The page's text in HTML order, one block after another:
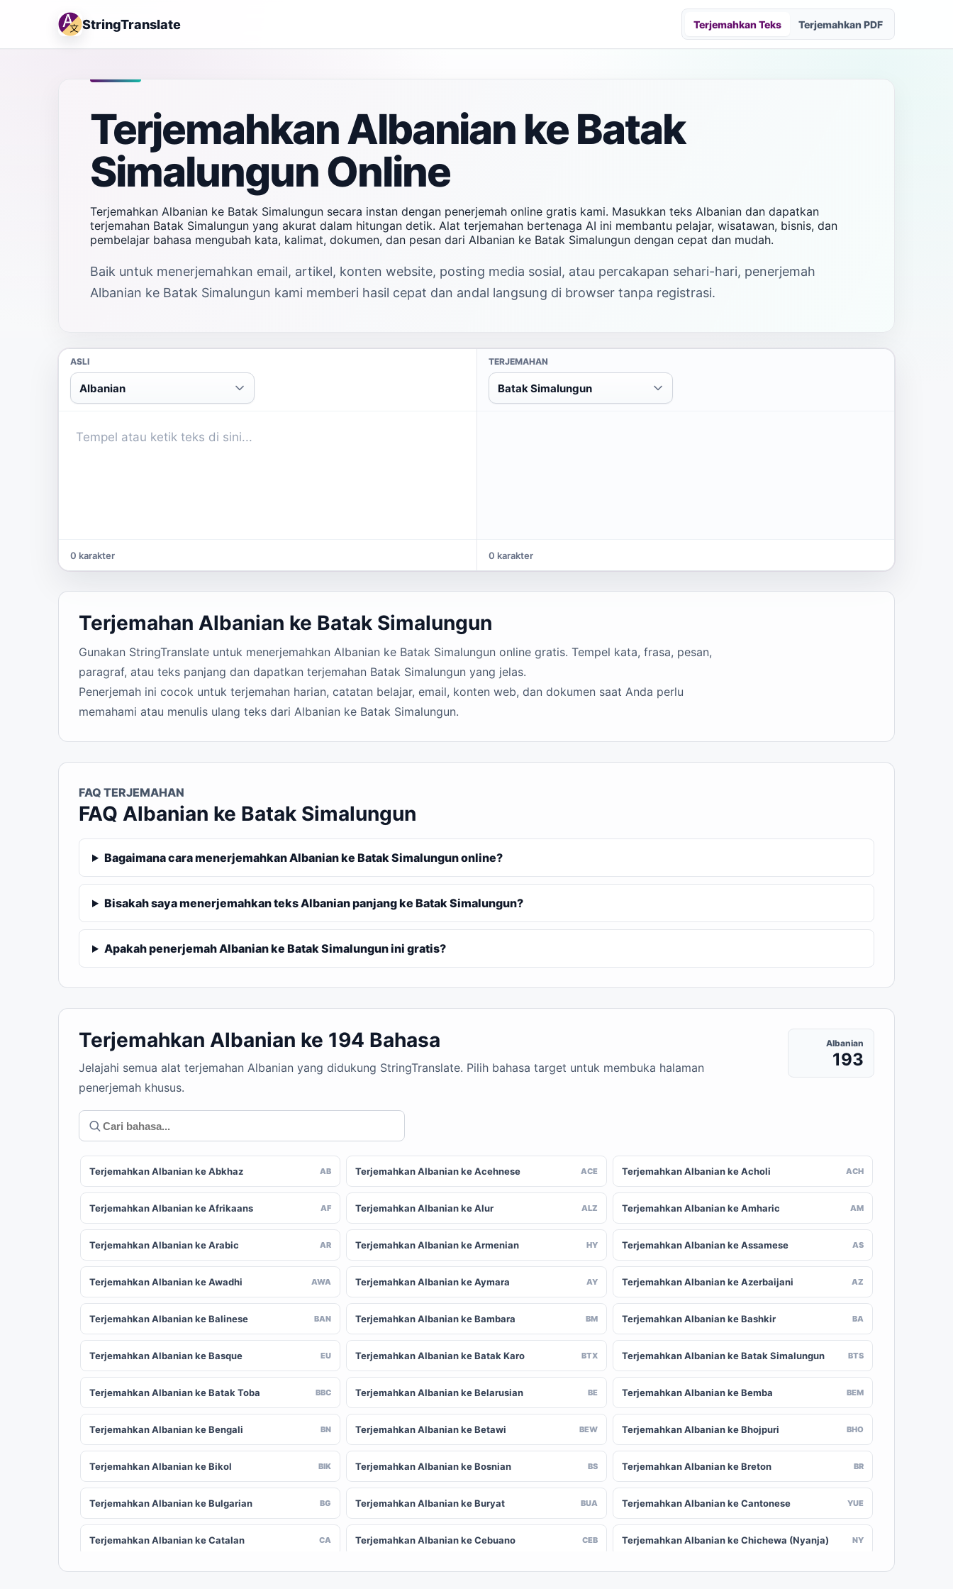
StringTranslate Terjemahkan Teks Terjemahkan PDF
Terjemahkan Albanian ke Batak
Simalungun Online
Terjemahkan Albanian ke Batak Simalungun secara instan dengan penerjemah online gratis kami. Masukkan teks Albanian dan dapatkan
terjemahan Batak Simalungun yang akurat dalam hitungan detik. Alat terjemahan bertenaga AI ini membantu pelajar, wisatawan, bisnis, dan
pembelajar bahasa mengubah kata, kalimat, dokumen, dan pesan dari Albanian ke Batak Simalungun dengan cepat dan mudah.
Baik untuk menerjemahkan email, artikel, konten website, posting media sosial, atau percakapan sehari-hari, penerjemah
Albanian ke Batak Simalungun kami memberi hasil cepat dan andal langsung di browser tanpa registrasi.
ASLI
Albanian
0 karakter
TERJEMAHAN
Batak Simalungun
0 karakter
Terjemahan Albanian ke Batak Simalungun
Gunakan StringTranslate untuk menerjemahkan Albanian ke Batak Simalungun online gratis. Tempel kata, frasa, pesan,
paragraf, atau teks panjang dan dapatkan terjemahan Batak Simalungun yang jelas.
Penerjemah ini cocok untuk terjemahan harian, catatan belajar, email, konten web, dan dokumen saat Anda perlu
memahami atau menulis ulang teks dari Albanian ke Batak Simalungun.
FAQ TERJEMAHAN
FAQ Albanian ke Batak Simalungun
Bagaimana cara menerjemahkan Albanian ke Batak Simalungun online?
Bisakah saya menerjemahkan teks Albanian panjang ke Batak Simalungun?
Apakah penerjemah Albanian ke Batak Simalungun ini gratis?
Terjemahkan Albanian ke 194 Bahasa
Jelajahi semua alat terjemahan Albanian yang didukung StringTranslate. Pilih bahasa target untuk membuka halaman
penerjemah khusus.
Albanian
193
Terjemahkan Albanian ke Abkhaz AB Terjemahkan Albanian ke Acehnese ACE Terjemahkan Albanian ke Acholi ACH
Terjemahkan Albanian ke Afrikaans AF Terjemahkan Albanian ke Alur ALZ Terjemahkan Albanian ke Amharic AM
Terjemahkan Albanian ke Arabic AR Terjemahkan Albanian ke Armenian HY Terjemahkan Albanian ke Assamese AS
Terjemahkan Albanian ke Awadhi AWA Terjemahkan Albanian ke Aymara AY Terjemahkan Albanian ke Azerbaijani AZ
Terjemahkan Albanian ke Balinese BAN Terjemahkan Albanian ke Bambara BM Terjemahkan Albanian ke Bashkir BA
Terjemahkan Albanian ke Basque EU Terjemahkan Albanian ke Batak Karo BTX Terjemahkan Albanian ke Batak Simalungun BTS
Terjemahkan Albanian ke Batak Toba BBC Terjemahkan Albanian ke Belarusian BE Terjemahkan Albanian ke Bemba BEM
Terjemahkan Albanian ke Bengali BN Terjemahkan Albanian ke Betawi BEW Terjemahkan Albanian ke Bhojpuri BHO
Terjemahkan Albanian ke Bikol BIK Terjemahkan Albanian ke Bosnian BS Terjemahkan Albanian ke Breton BR
Terjemahkan Albanian ke Bulgarian BG Terjemahkan Albanian ke Buryat BUA Terjemahkan Albanian ke Cantonese YUE
Terjemahkan Albanian ke Catalan CA Terjemahkan Albanian ke Cebuano CEB Terjemahkan Albanian ke Chichewa (Nyanja) NY
Terjemahkan Albanian ke Chinese